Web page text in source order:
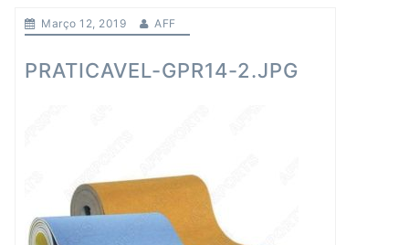
Março 12, 2019 AFF
PRATICAVEL-GPR14-2.JPG